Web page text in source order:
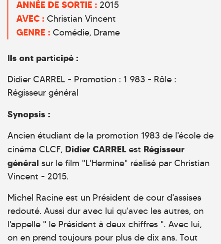
ANNÉE DE SORTIE : 2015
AVEC : Christian Vincent
GENRE : Comédie Drame
Ils ont participé :
Didier CARREL - Promotion : 1 983 - Rôle :
Régisseur général
Synopsis :
Ancien étudiant de la promotion 1983 de l'école de
cinéma CLCF, Didier CARREL est Régisseur
général sur le film "L'Hermine" réalisé par Christian
Vincent - 2015.
Michel Racine est un Président de cour d'assises
redouté. Aussi dur avec lui qu'avec les autres, on
l'appelle " le Président à deux chiffres ". Avec lui,
on en prend toujours pour plus de dix ans. Tout